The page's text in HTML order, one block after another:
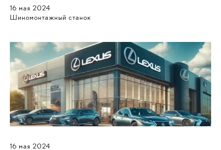
16 мая 2024
Шиномонтажный станок
16 мая 2024